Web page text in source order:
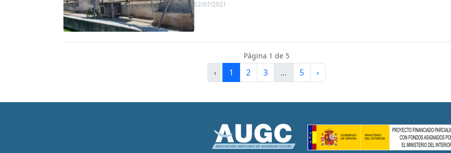
02/07/2021
Página 1 de 5
‹ 1 2 3 … 5 ›